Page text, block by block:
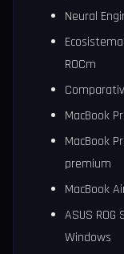
Neural
ROCm
MacBook
MacBook
premium
MacBook
ASUS
Windows